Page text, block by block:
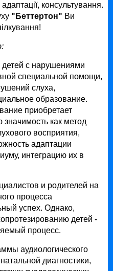
консультування.
"Беттертон" Ви
с нарушениями
специальной помощи,
слуха,
образование.
приобретает
как метод
восприятия,
адаптации
интеграцию их в
и родителей на
процесса
успех. Однако,
детей -
процесс.
аудиологического
диагностики,